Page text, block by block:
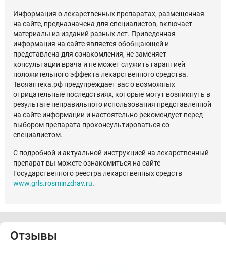
Информация о лекарственных препаратах, размещенная
на сайте, предназначена для специалистов, включает
материалы из изданий разных лет. Приведенная
информация на сайте является обобщающей и
представлена для ознакомления, не заменяет
консультации врача и не может служить гарантией
положительного эффекта лекарственного средства.
Твояаптека.рф предупреждает вас о возможных
отрицательные последствиях, которые могут возникнуть в
результате неправильного использования представленной
на сайте информации и настоятельно рекомендует перед
выбором препарата проконсультироваться со
специалистом.
С подробной и актуальной инструкцией на лекарственный
препарат вы можете ознакомиться на сайте
Государственного реестра лекарственных средств
www.grls.rosminzdrav.ru.
Отзывы